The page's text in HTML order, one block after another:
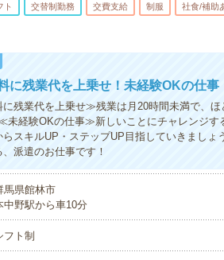
ト 交替制勤務 交費支給 制服 社食/補助
に残業代を上乗せ！未経験OKの仕事
残業代を上乗せ≫残業は月20時間未満で、ほ
未経験OKの仕事≫新しいことにチャレンジす
らスキルUP・ステップUP目指していきまし
派遣のお仕事です！
馬県館林市
中野駅から車10分
フト制